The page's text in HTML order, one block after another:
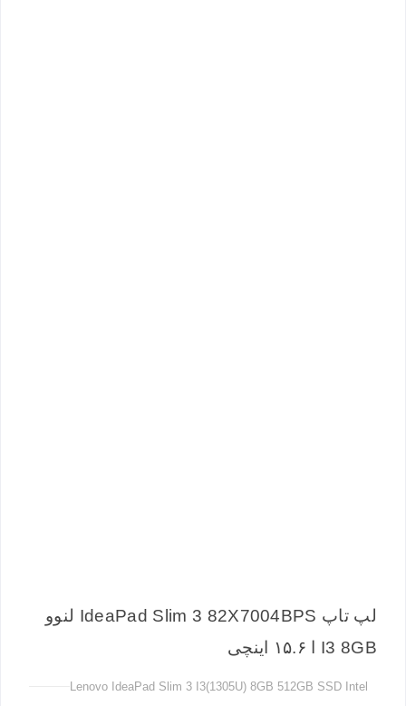
لپ تاپ IdeaPad Slim 3 82X7004BPS لنوو
I3 8GB ا ۱۵.۶ اینچی
Lenovo IdeaPad Slim 3 I3(1305U) 8GB 512GB SSD Intel